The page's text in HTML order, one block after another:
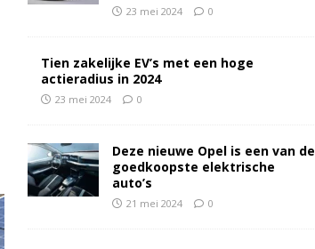
23 mei 2024 0
Tien zakelijke EV’s met een hoge
actieradius in 2024
23 mei 2024 0
Deze nieuwe Opel is een van de
goedkoopste elektrische
auto’s
21 mei 2024 0